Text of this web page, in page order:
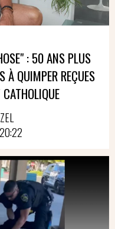
: 50 ANS PLUS
À QUIMPER REÇUES